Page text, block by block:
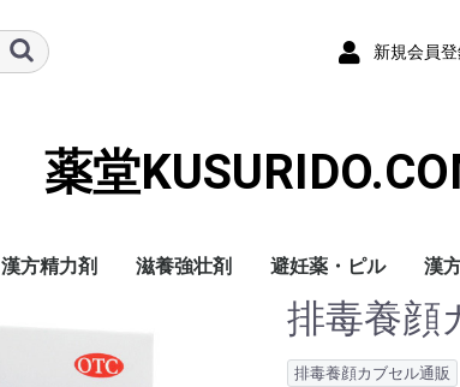
新規会員
薬堂
漢方精力剤 滋養強壮剤 避妊薬・ピル 漢
排毒養顔
排毒養顔カブセル通販